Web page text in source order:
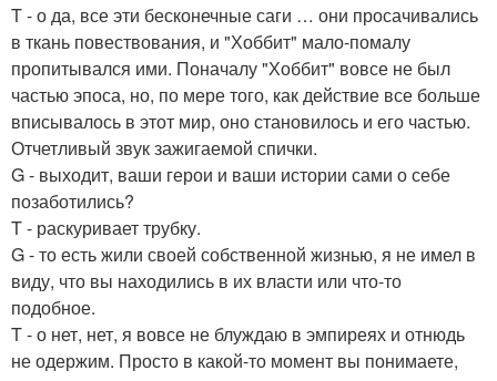
T - о да, все эти бесконечные саги … они просачивались
в ткань повествования, и "Хоббит" мало-помалу
пропитывался ими. Поначалу "Хоббит" вовсе не был
частью эпоса, но, по мере того, как действие все больше
вписывалось в этот мир, оно становилось и его частью.
Отчетливый звук зажигаемой спички.
G - выходит, ваши герои и ваши истории сами о себе
позаботились?
T - раскуривает трубку.
G - то есть жили своей собственной жизнью, я не имел в
виду, что вы находились в их власти или что-то
подобное.
T - о нет, нет, я вовсе не блуждаю в эмпиреях и отнюдь
не одержим. Просто в какой-то момент вы понимаете,